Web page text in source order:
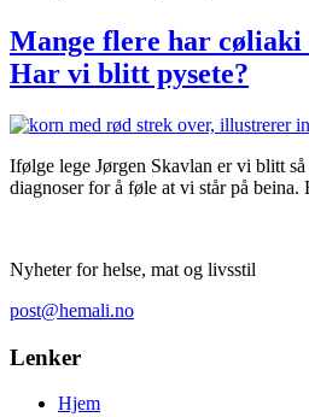
Mange flere har cøliaki
Har vi blitt pysete?
Ifølge lege Jørgen Skavlan er vi blitt
diagnoser for å føle at vi står på beina.
Nyheter for helse, mat og livsstil
post@hemali.no
Lenker
Hjem